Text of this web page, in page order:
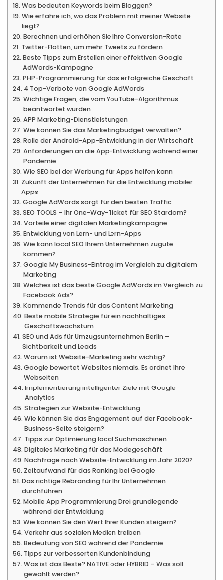
Was bedeuten Keywords beim Bloggen?
Wie erfahre ich, wo das Problem mit meiner Website
liegt?
Berechnen und erhöhen Sie Ihre Conversion-Rate
Twitter-Flotten, um mehr Tweets zu fördern
Beste Tipps zum Erstellen einer effektiven Google
AdWords-Kampagne
PHP-Programmierung für das erfolgreiche Geschäft
4 Top-Verbote von Google AdWords
Wichtige Fragen, die vom YouTube-Algorithmus
beantwortet wurden
APP Marketing-Dienstleistungen
Wie können Sie das Marketingbudget verwalten?
Rolle der Android-App-Entwicklung in der Wirtschaft
Anforderungen an die App-Entwicklung während einer
Pandemie
Wie SEO bei der Werbung für Apps helfen kann
Zukunft der Unternehmen für die Entwicklung mobiler
Apps
Google AdWords sorgt für den besten Traffic
SEO TOOLS – Ihr One-Way-Ticket für SEO Stardom?
Vorteile einer digitalen Marketingkampagne
Entwicklung von Lern- und Lern-Apps
Wie kann local SEO Ihrem Unternehmen zugute
kommen?
Google My Business-Eintrag im Vergleich zu digitalem
Marketing
Welches ist das beste Google AdWords im Vergleich zu
Facebook Ads?
Kommende Trends für das Content Marketing
Beste mobile Strategie für ein nachhaltiges
Geschäftswachstum
SEO und Ads für Umzugsunternehmen Berlin –
Sichtbarkeit und Leads
Warum ist Website-Marketing sehr wichtig?
Google bewertet Websites niemals. Es ordnet Ihre
Webseiten
Implementierung intelligenter Ziele mit Google
Analytics
Strategien zur Website-Entwicklung
Wie können Sie das Engagement auf der Facebook-
Business-Seite steigern?
Tipps zur Optimierung local Suchmaschinen
Digitales Marketing für das Modegeschäft
Nachfrage nach Website-Entwicklung im Jahr 2020?
Zeitaufwand für das Ranking bei Google
Das richtige Rebranding für Ihr Unternehmen
durchführen
Mobile App Programmierung Drei grundlegende
während der Entwicklung
Wie können Sie den Wert Ihrer Kunden steigern?
Verkehr aus sozialen Medien treiben
Bedeutung von SEO während der Pandemie
Tipps zur verbesserten Kundenbindung
Was ist das Beste? NATIVE oder HYBRID – Was soll
gewählt werden?